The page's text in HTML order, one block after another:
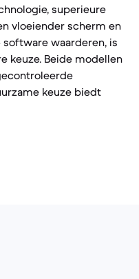
superieure
vloeiender scherm en
waarderen, is
keuze. Beide modellen
keuze biedt